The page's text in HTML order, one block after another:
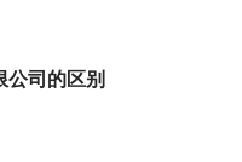
司的区别